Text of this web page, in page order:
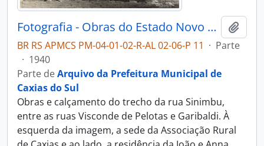
Fotografia - Obras do Estado Novo Caxias - Alguns Flagrantes de Urbanização e Saneamento - Administração Dante Marcucci
BR RS APMCS PM-04-01-02-R-AL 02-06-P 11 · Parte
· 1940
Parte deArquivo da Prefeitura Municipal de
Caxias do Sul
Obras e calçamento do trecho da rua Sinimbu,
entre as ruas Visconde de Pelotas e Garibaldi. À
esquerda da imagem, a sede da Associação Rural